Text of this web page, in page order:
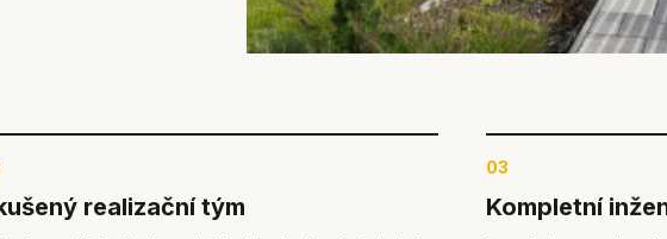
realizační tým
03
Kompletní